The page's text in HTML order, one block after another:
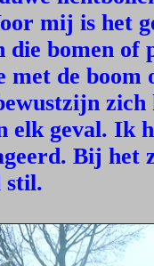
mij is het
bomen of
met de
zich
elk geval. Ik
Bij het
stil.